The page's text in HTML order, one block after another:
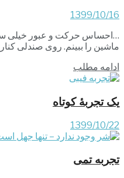
1399/10/16
…احساس حرکت و عبور خیلی
ماشین را ببینم. روی صندلی کنار
ادامه مطلب
یک تجربۀ کوتاه
1399/10/22
تجربه تمی